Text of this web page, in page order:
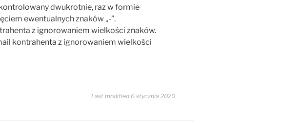
dwukrotnie, raz w formie
ewentualnych znaków „-”.
z ignorowaniem wielkości znaków.
kontrahenta z ignorowaniem wielkości
Last modified 6 stycznia 2020